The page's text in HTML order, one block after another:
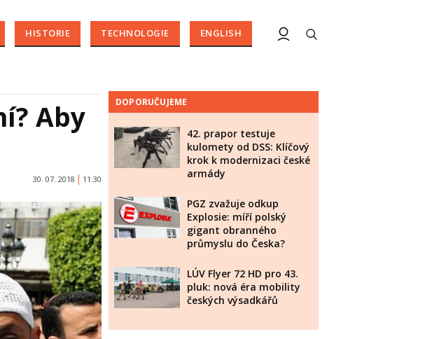
HISTORIE TECHNOLOGIE ENGLISH
Aby
30. 07. 2018 11:30
DOPORUČUJEME
42. prapor testuje
kulomety od DSS: Klíčový
krok k modernizaci české
armády
PGZ zvažuje odkup
Explosie: míří polský
gigant obranného
průmyslu do Česka?
LÚV Flyer 72 HD pro 43.
pluk: nová éra mobility
českých výsadkářů